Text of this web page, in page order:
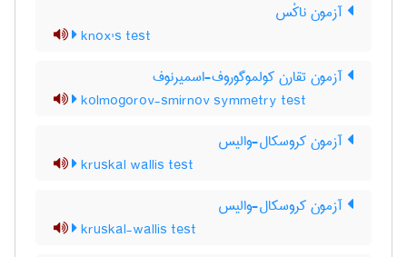
آزمون ناکْس
knox's test
آزمون تقارن کولموگوروف-اسمیرنوف
kolmogorov-smirnov symmetry test
آزمون کروسکال-والیس
kruskal wallis test
آزمون کروسکال-والیس
kruskal-wallis test